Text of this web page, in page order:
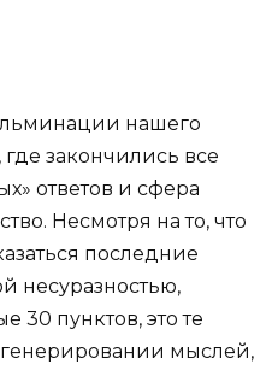
нашего
закончились все
ответов и сфера
Несмотря на то, что
последние
несуразностью,
30 пунктов, это те
мыслей,